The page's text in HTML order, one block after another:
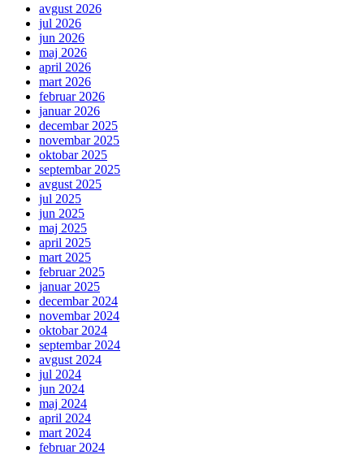
avgust 2026
jul 2026
jun 2026
maj 2026
april 2026
mart 2026
februar 2026
januar 2026
decembar 2025
novembar 2025
oktobar 2025
septembar 2025
avgust 2025
jul 2025
jun 2025
maj 2025
april 2025
mart 2025
februar 2025
januar 2025
decembar 2024
novembar 2024
oktobar 2024
septembar 2024
avgust 2024
jul 2024
jun 2024
maj 2024
april 2024
mart 2024
februar 2024